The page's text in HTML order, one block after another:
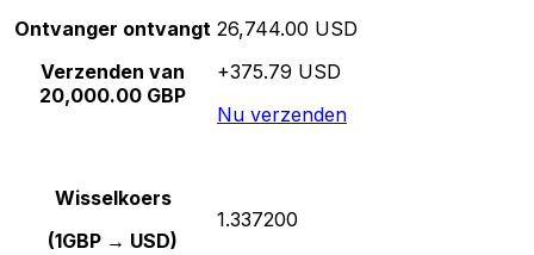
Ontvanger ontvangt
Verzenden van
20,000.00 GBP
26,744.00 USD
+375.79 USD
Nu verzenden
Wisselkoers
(1GBP → USD)
1.337200